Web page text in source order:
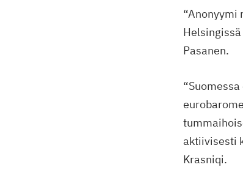
Pasanen.
aktiivisesti
Krasniqi.